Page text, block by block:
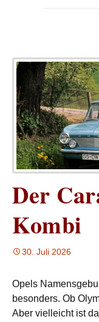
Der
Kombi
30. Juli 2026
Opels
besonders. Ob
Aber vielleicht ist